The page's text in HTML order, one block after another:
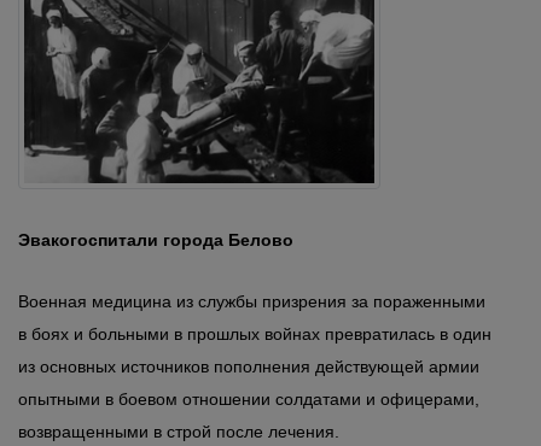
Эвакогоспитали города Белово
Военная медицина из службы призрения за пораженными
в боях и больными в прошлых войнах превратилась в один
из основных источников пополнения действующей армии
опытными в боевом отношении солдатами и офицерами,
возвращенными в строй после лечения.